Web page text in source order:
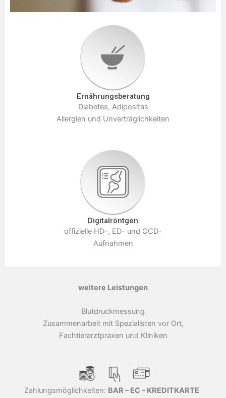
Ernährungsberatung
Diabetes, Adipositas
Allergien und Unverträglichkeiten
Digitalröntgen
offizielle HD-, ED- und OCD-
Aufnahmen
weitere Leistungen
Blutdruckmessung
Zusammenarbeit mit Spezialisten vor Ort,
Fachtierarztpraxen und Kliniken
Zahlungsmöglichkeiten: BAR – EC – KREDITKARTE